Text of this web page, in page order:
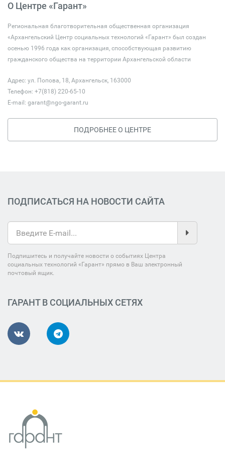
О Центре «Гарант»
Региональная благотворительная общественная организация
«Архангельский Центр социальных технологий «Гарант» был создан
осенью 1996 года как организация, способствующая развитию
гражданского общества на территории Архангельской области
Адрес: ул. Попова, 18, Архангельск, 163000
Телефон: +7(818) 220-65-10
E-mail: garant@ngo-garant.ru
ПОДРОБНЕЕ О ЦЕНТРЕ
ПОДПИСАТЬСЯ НА НОВОСТИ САЙТА
Подпишитесь и получайте новости о событиях Центра
социальных технологий «Гарант» прямо в Ваш электронный
почтовый ящик.
ГАРАНТ В СОЦИАЛЬНЫХ СЕТЯХ